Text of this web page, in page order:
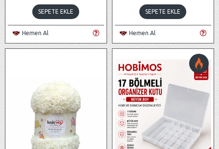
SEPETE EKLE
Hemen Al
SEPETE EKLE
Hemen Al